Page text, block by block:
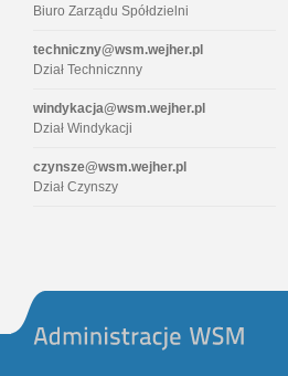
Biuro Zarządu Spółdzielni
techniczny@wsm.wejher.pl
Dział Technicznny
windykacja@wsm.wejher.pl
Dział Windykacji
czynsze@wsm.wejher.pl
Dział Czynszy